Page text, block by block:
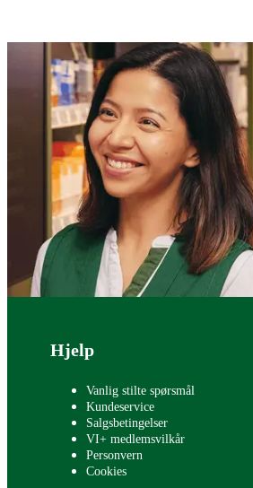
Bunntekst
Hjelp
Vanlig stilte spørsmål
Kundeservice
Salgsbetingelser
VI+ medlemsvilkår
Personvern
Cookies